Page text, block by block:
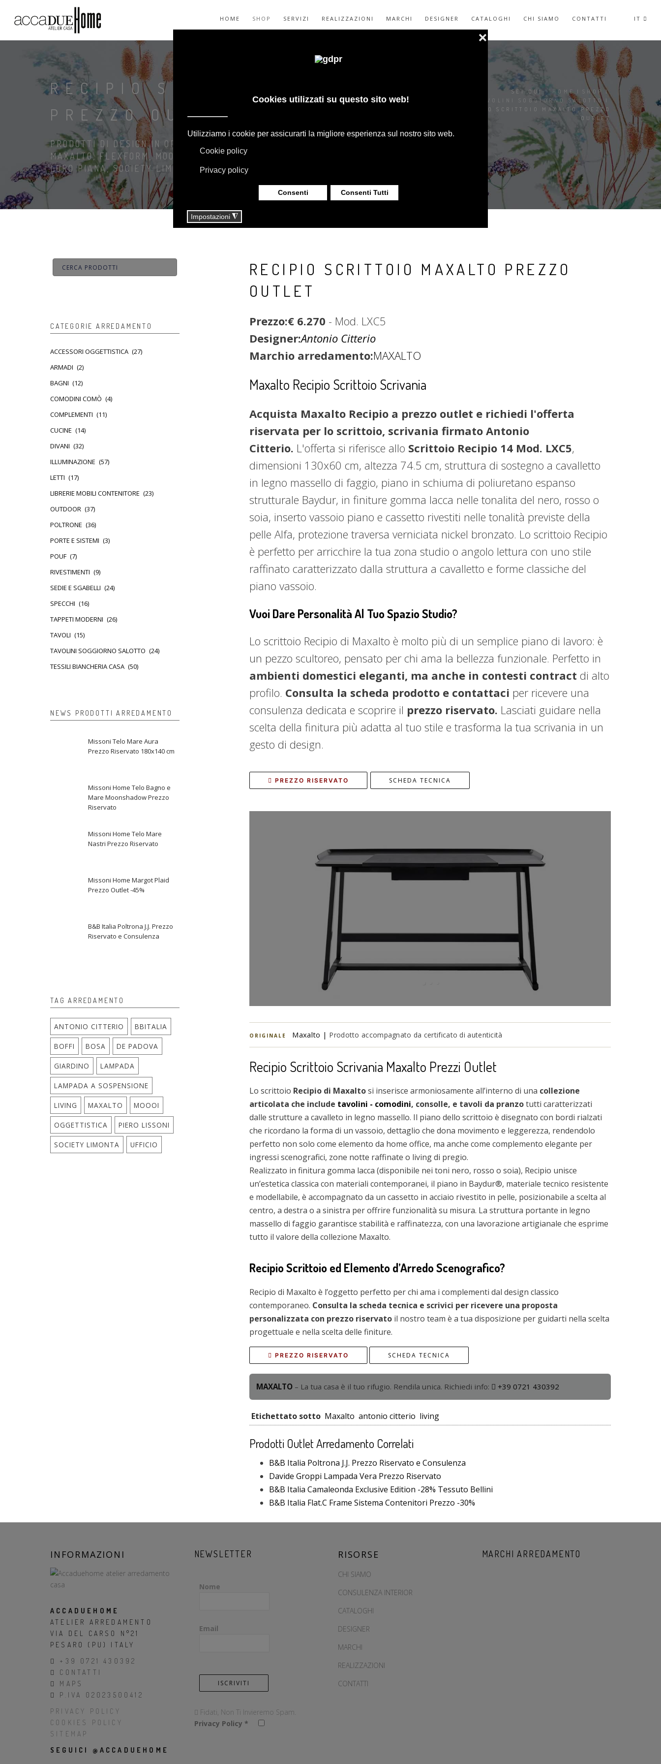
IT
HOME SHOP SERVIZI REALIZZAZIONI MARCHI DESIGNER CATALOGHI CHI SIAMO CONTATTI
RECIPIO SCRITTOIO MAXALTO
PREZZO OUTLET
PRODOTTI DI DESIGN IN OFFERTA: AGAPE, BOFFI, B&B ITALIA, DE PADOVA,
MAXALTO, FLEXFORM, MOOOI. BIANCHERIA, TAPPETI E TESSUTI MISSONI,
LORO PIANA, SOCIETY LIMONTA. ILLUMINAZIONE DAVIDE GROPPI OLUCE.
SEI QUI: HOME | SHOP
|
TAVOLINI SOGGIORNO SALOTTO |
RECIPIO SCRITTOIO MAXALTO PREZZO
OUTLET
RECIPIO SCRITTOIO MAXALTO PREZZO
OUTLET
Prezzo:€ 6.270 - Mod. LXC5
Designer:Antonio Citterio
Marchio arredamento:MAXALTO
Maxalto Recipio Scrittoio Scrivania
Acquista Maxalto Recipio a prezzo outlet e richiedi l'offerta
riservata per lo scrittoio, scrivania firmato Antonio
Citterio. L'offerta si riferisce allo Scrittoio Recipio 14 Mod. LXC5,
dimensioni 130x60 cm, altezza 74.5 cm, struttura di sostegno a cavalletto
in legno massello di faggio, piano in schiuma di poliuretano espanso
strutturale Baydur, in finiture gomma lacca nelle tonalita del nero, rosso o
soia, inserto vassoio piano e cassetto rivestiti nelle tonalità previste della
pelle Alfa, protezione traversa verniciata nickel bronzato. Lo scrittoio Recipio
è perfetto per arricchire la tua zona studio o angolo lettura con uno stile
raffinato caratterizzato dalla struttura a cavalletto e forme classiche del
piano vassoio.
Vuoi Dare Personalità Al Tuo Spazio Studio?
Lo scrittoio Recipio di Maxalto è molto più di un semplice piano di lavoro: è
un pezzo scultoreo, pensato per chi ama la bellezza funzionale. Perfetto in
ambienti domestici eleganti, ma anche in contesti contract di alto
profilo. Consulta la scheda prodotto e contattaci per ricevere una
consulenza dedicata e scoprire il prezzo riservato. Lasciati guidare nella
scelta della finitura più adatta al tuo stile e trasforma la tua scrivania in un
gesto di design.
PREZZO RISERVATO SCHEDA TECNICA
ORIGINALE Maxalto | Prodotto accompagnato da certificato di autenticità
Recipio Scrittoio Scrivania Maxalto Prezzi Outlet
Lo scrittoio Recipio di Maxaltosi inserisce armoniosamente all’interno di una collezione
articolata che include tavolini - comodini, consolle, e tavoli da pranzotutti caratterizzati
dalle strutture a cavalleto in legno massello. Il piano dello scrittoio è disegnato con bordi rialzati
che ricordano la forma di un vassoio, dettaglio che dona movimento e leggerezza, rendendolo
perfetto non solo come elemento da home office, ma anche come complemento elegante per
ingressi scenografici, zone notte raffinate o living di pregio.
Realizzato in finitura gomma lacca (disponibile nei toni nero, rosso o soia), Recipio unisce
un’estetica classica con materiali contemporanei, il piano in Baydur®, materiale tecnico resistente
e modellabile, è accompagnato da un cassetto in acciaio rivestito in pelle, posizionabile a scelta al
centro, a destra o a sinistra per offrire funzionalità su misura. La struttura portante in legno
massello di faggio garantisce stabilità e raffinatezza, con una lavorazione artigianale che esprime
tutto il valore della collezione Maxalto.
Recipio Scrittoio ed Elemento d’Arredo Scenografico?
Recipio di Maxalto è l’oggetto perfetto per chi ama i complementi dal design classico
contemporaneo. Consulta la scheda tecnica e scrivici per ricevere una proposta
personalizzata con prezzo riservato il nostro team è a tua disposizione per guidarti nella scelta
progettuale e nella scelta delle finiture.
PREZZO RISERVATO SCHEDA TECNICA
MAXALTO – La tua casa è il tuo rifugio. Rendila unica. Richiedi info: +39 0721 430392
Etichettato sotto Maxalto antonio citterio living
Prodotti Outlet Arredamento Correlati
B&B Italia Poltrona J.J. Prezzo Riservato e Consulenza
Davide Groppi Lampada Vera Prezzo Riservato
B&B Italia Camaleonda Exclusive Edition -28% Tessuto Bellini
B&B Italia Flat.C Frame Sistema Contenitori Prezzo -30%
CATEGORIE ARREDAMENTO
ACCESSORI OGGETTISTICA (27)
ARMADI (2)
BAGNI (12)
COMODINI COMÒ (4)
COMPLEMENTI (11)
CUCINE (14)
DIVANI (32)
ILLUMINAZIONE (57)
LETTI (17)
LIBRERIE MOBILI CONTENITORE (23)
OUTDOOR (37)
POLTRONE (36)
PORTE E SISTEMI (3)
POUF (7)
RIVESTIMENTI (9)
SEDIE E SGABELLI (24)
SPECCHI (16)
TAPPETI MODERNI (26)
TAVOLI (15)
TAVOLINI SOGGIORNO SALOTTO (24)
TESSILI BIANCHERIA CASA (50)
NEWS PRODOTTI ARREDAMENTO
Missoni Telo Mare Aura
Prezzo Riservato 180x140 cm
Missoni Home Telo Bagno e
Mare Moonshadow Prezzo
Riservato
Missoni Home Telo Mare
Nastri Prezzo Riservato
Missoni Home Margot Plaid
Prezzo Outlet -45%
B&B Italia Poltrona J.J. Prezzo
Riservato e Consulenza
TAG ARREDAMENTO
ANTONIO CITTERIO BBITALIA
BOFFI BOSA DE PADOVA
GIARDINO LAMPADA
LAMPADA A SOSPENSIONE
LIVING MAXALTO MOOOI
OGGETTISTICA PIERO LISSONI
SOCIETY LIMONTA UFFICIO
INFORMAZIONI
ACCADUEHOME
ATELIER ARREDAMENTO
VIA DEL CARSO N°21
PESARO (PU) ITALY
+39 0721 430392
CONTATTI
MAPS
P.IVA 02023500412
PRIVACY POLICY
COOKIES POLICY
SITEMAP
SEGUICI @ACCADUEHOME
NEWSLETTER
Nome
Email
Fidati, Non Ti Invieremo Spam.
Privacy Policy *
RISORSE
CHI SIAMO
CONSULENZA INTERIOR
CATALOGHI
DESIGNER
MARCHI
REALIZZAZIONI
CONTATTI
MARCHI ARREDAMENTO